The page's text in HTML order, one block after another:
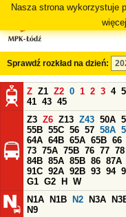
Nasza strona wykorzystuje
Sprawdź rozkład na dzień:
Z Z1 Z2 0 1 2 3 4 5
41 43 45
Z3 Z6 Z13 Z43 50A
55B 55C 56 57 58A
64A 64B 65A 65B 66
73 75A 75B 76 77 78
84B 85A 85B 86 87A
91C 92A 92B 93 94
G1 G2 H
W
N1A
N1B N2 N3A
N9